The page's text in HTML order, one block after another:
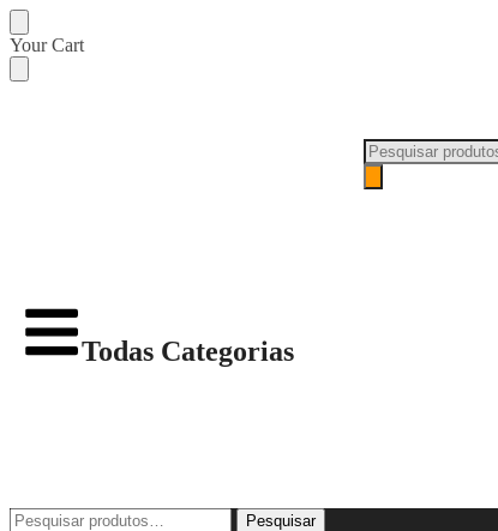
Your Cart
Todas Categorias
Pesquisar